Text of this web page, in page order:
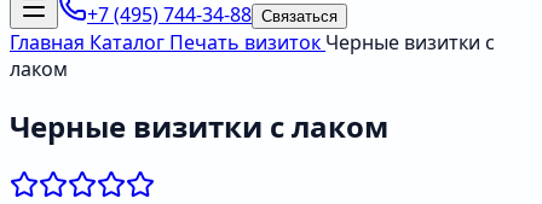
+7 (495) 744-34-88 Связаться
Главная Каталог Печать визиток Черные визитки с
лаком
Черные визитки с лаком